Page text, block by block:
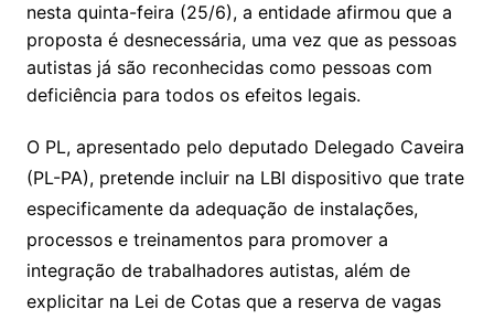
nesta quinta-feira (25/6), a entidade afirmou que a
proposta é desnecessária, uma vez que as pessoas
autistas já são reconhecidas como pessoas com
deficiência para todos os efeitos legais.
O PL, apresentado pelo deputado Delegado Caveira
(PL-PA), pretende incluir na LBI dispositivo que trate
especificamente da adequação de instalações,
processos e treinamentos para promover a
integração de trabalhadores autistas, além de
explicitar na Lei de Cotas que a reserva de vagas